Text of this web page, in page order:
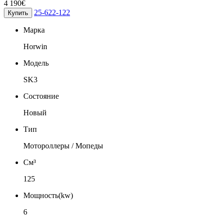
4 190€
Купить 25-622-122
Марка
Horwin
Модель
SK3
Состояние
Новый
Тип
Мотороллеры / Мопеды
См³
125
Мощность(kw)
6